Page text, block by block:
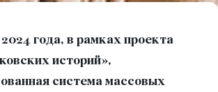
года, в рамках проекта
историй»,
система массовых